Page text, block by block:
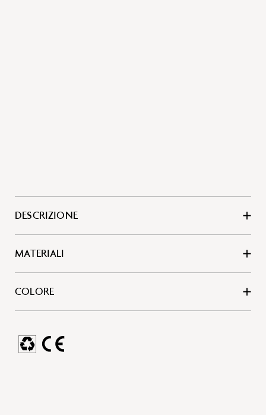
DESCRIZIONE
MATERIALI
COLORE